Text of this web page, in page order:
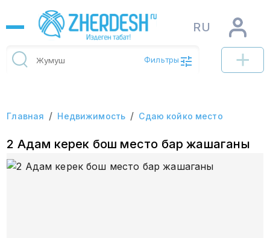
RU
Фильтры
Главная / Недвижимость / Сдаю койко место
2 Адам керек бош место бар жашаганы